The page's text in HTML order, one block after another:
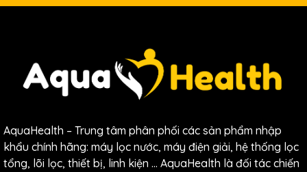
AquaHealth – Trung tâm phân phối các sản phẩm nhập
khẩu chính hãng: máy lọc nước, máy điện giải, hệ thống lọc
tổng, lõi lọc, thiết bị, linh kiện … AquaHealth là đối tác chiến